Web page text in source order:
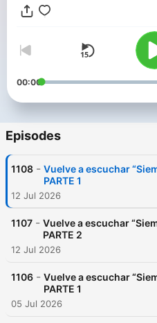
00:00
Episodes
1108 - Vuelve a escuchar
PARTE 1
12 Jul 2026
1107 - Vuelve a escuchar
PARTE 2
12 Jul 2026
1106 - Vuelve a escuchar
PARTE 1
05 Jul 2026